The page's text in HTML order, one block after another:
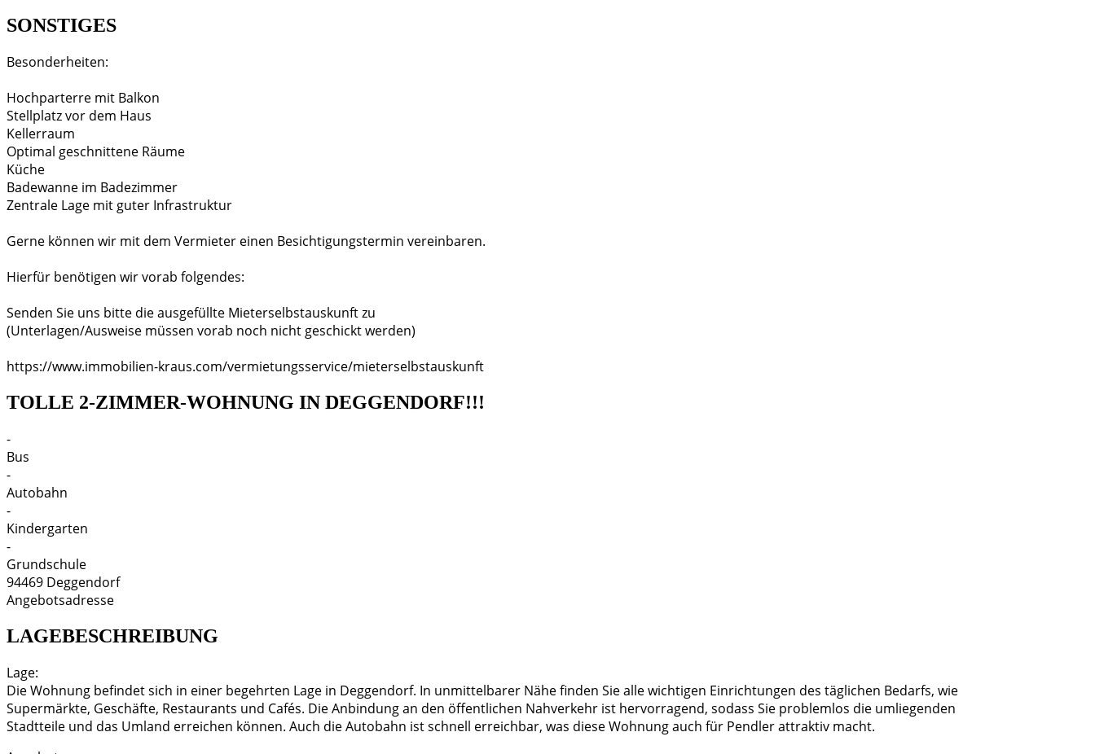
SONSTIGES
Besonderheiten:
Hochparterre mit Balkon
Stellplatz vor dem Haus
Kellerraum
Optimal geschnittene Räume
Küche
Badewanne im Badezimmer
Zentrale Lage mit guter Infrastruktur
Gerne können wir mit dem Vermieter einen Besichtigungstermin vereinbaren.
Hierfür benötigen wir vorab folgendes:
Senden Sie uns bitte die ausgefüllte Mieterselbstauskunft zu
(Unterlagen/Ausweise müssen vorab noch nicht geschickt werden)
https://www.immobilien-kraus.com/vermietungsservice/mieterselbstauskunft
TOLLE 2-ZIMMER-WOHNUNG IN DEGGENDORF!!!
-
Bus
-
Autobahn
-
Kindergarten
-
Grundschule
94469 Deggendorf
Angebotsadresse
LAGEBESCHREIBUNG
Lage:
Die Wohnung befindet sich in einer begehrten Lage in Deggendorf. In unmittelbarer Nähe finden Sie alle wichtigen Einrichtungen des täglichen Bedarfs, wie
Supermärkte, Geschäfte, Restaurants und Cafés. Die Anbindung an den öffentlichen Nahverkehr ist hervorragend, sodass Sie problemlos die umliegenden
Stadtteile und das Umland erreichen können. Auch die Autobahn ist schnell erreichbar, was diese Wohnung auch für Pendler attraktiv macht.